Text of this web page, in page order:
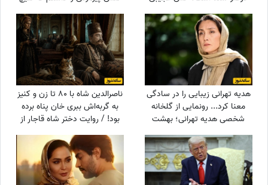
داشتم چون فهمیدم پسرم یه...
دیالوگی نداشت! پنجعلی از طریق
نگاهش با مردم حرف می زد
هدیه تهرانی زیبایی را در سادگی
معنا کرد... رونمایی از گلخانه
شخصی هدیه تهرانی؛ بهشت
شمعدانی‌های رنگی خانم بازیگر
همه را شگفت‌زده کرد!
ناصرالدین شاه با 80 تا زن و کنیز
به گربه‌اش ببری خان پناه برده
بود! / روایت دختر شاه قاجار از
لایه‌های پنهان حرمسرای شاهی